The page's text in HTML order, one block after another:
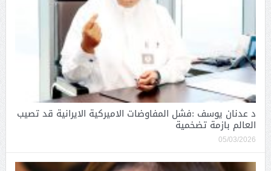
د عدنان يوسف :فشل المفاوضات الاميركية الايرانية قد تصيب
العالم بازمة تضخمية
05/03/2026